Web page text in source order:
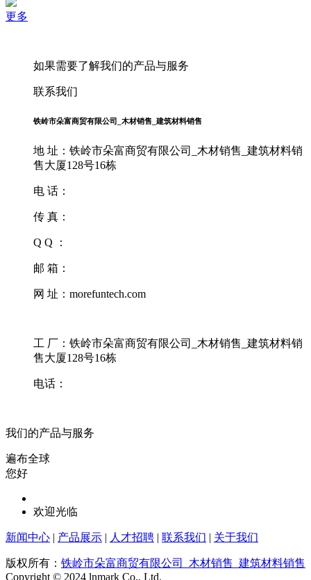
更多
如果需要了解我们的产品与服务
联系我们
铁岭市朵富商贸有限公司_木材销售_建筑材料销售
地 址：铁岭市朵富商贸有限公司_木材销售_建筑材料销
售大厦128号16栋
电 话：
传 真：
Q Q ：
邮 箱：
网 址：morefuntech.com
工 厂：铁岭市朵富商贸有限公司_木材销售_建筑材料销
售大厦128号16栋
电话：
我们的产品与服务
遍布全球
您好
欢迎光临
新闻中心 | 产品展示 | 人才招聘 | 联系我们 | 关于我们
版权所有： 铁岭市朵富商贸有限公司_木材销售_建筑材料销售
Copyright © 2024 lnmark Co., Ltd.